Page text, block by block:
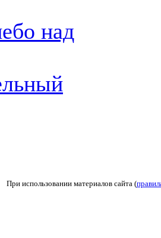
над
При использовании материалов сайта (